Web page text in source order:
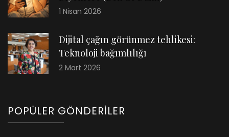
1 Nisan 2026
Dijital çağın görünmez tehlikesi:
Teknoloji bağımlılığı
2 Mart 2026
POPÜLER GÖNDERILER